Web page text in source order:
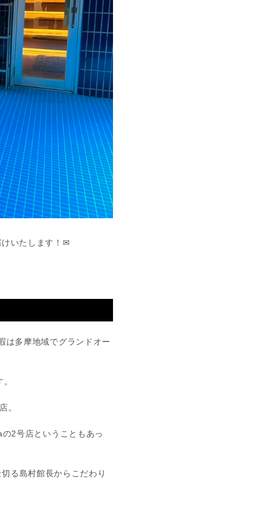
けいたします！✉
多摩地域でグランドオー
。
2号店ということもあっ
る島村館長からこだわり